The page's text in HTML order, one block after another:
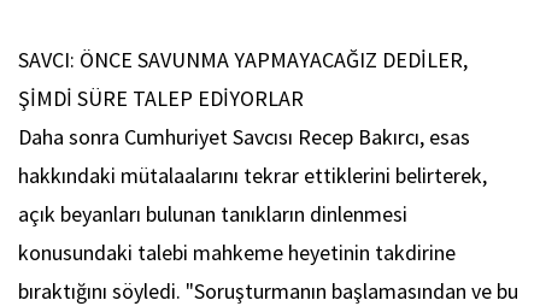
SAVCI: ÖNCE SAVUNMA YAPMAYACAĞIZ DEDİLER,
ŞİMDİ SÜRE TALEP EDİYORLAR
Daha sonra Cumhuriyet Savcısı Recep Bakırcı, esas
hakkındaki mütalaalarını tekrar ettiklerini belirterek,
açık beyanları bulunan tanıkların dinlenmesi
konusundaki talebi mahkeme heyetinin takdirine
bıraktığını söyledi. "Soruşturmanın başlamasından ve bu